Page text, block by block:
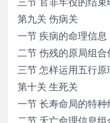
第九关 伤病关
一节 疾病的命理信息
二节 伤残的原局组合
三节 怎样运用五行
第十关 生死关
一节 长寿命局的特种